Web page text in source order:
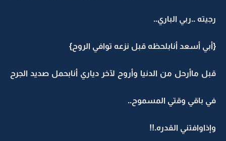
رجيته ..ربي الباري..
{أبي أسعد أنابلحظه قبل نزعه توافي الروح}
قبل ماأرحل من الدنيا وأروح لآخر دياري أنابحمل صديد الجرح
في باقي وقتي المسموح..
وإذاوافتني القدره.!!